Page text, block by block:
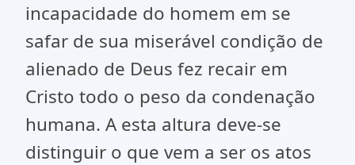
incapacidade do homem em se
safar de sua miserável condição de
alienado de Deus fez recair em
Cristo todo o peso da condenação
humana. A esta altura deve-se
distinguir o que vem a ser os atos